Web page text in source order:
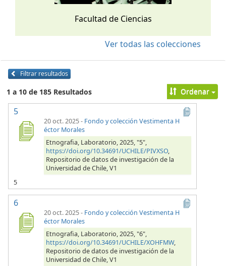
Facultad de Ciencias
Ver todas las colecciones
Filtrar resultados
1 a 10 de 185 Resultados Ordenar
5
20 oct. 2025- Fondo y colección Vestimenta H
éctor Morales
Etnografia, Laboratorio, 2025, "5",
https://doi.org/10.34691/UCHILE/PIVXSO,
Repositorio de datos de investigación de la
Universidad de Chile, V1
5
6
20 oct. 2025- Fondo y colección Vestimenta H
éctor Morales
Etnografia, Laboratorio, 2025, "6",
https://doi.org/10.34691/UCHILE/XOHFMW,
Repositorio de datos de investigación de la
Universidad de Chile, V1